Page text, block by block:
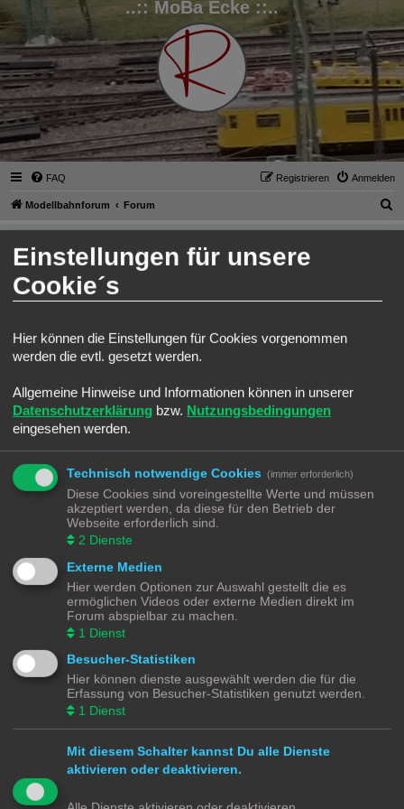
..:: MoBa Ecke ::..
FAQ Anmelden
Registrieren
Modellbahnforum Forum
anzuschauen.
Benutzername:
Ich habe mein Passwort vergessen
Angemeldet bleiben
Meinen Online-Status während dieser Sitzung verbergen
REGISTRIEREN
Du musst in diesem Forum registriert sein, um dich anmelden zu können. Die
Registrierung ist in wenigen Augenblicken erledigt und ermöglicht dir, auf
weitere Funktionen zuzugreifen. Die Board-Administration kann registrierten
Nutzungsbedingungen und die verwandten Regelungen, bevor du dich
registrierst. Bitte beachte auch die jeweiligen Forenregeln, wenn du dich in
diesem Board bewegst.
Nutzungsbedingungen|Datenschutzerklärung
Registrieren
Modellbahnforum Forum
Einstellungen für unsere
Cookie´s
Hier können die Einstellungen für Cookies vorgenommen
werden die evtl. gesetzt werden.
Allgemeine Hinweise und Informationen können in unserer
Datenschutzerklärung bzw. Nutzungsbedingungen
eingesehen werden.
Technisch notwendige Cookies (immer erforderlich)
Diese Cookies sind voreingestellte Werte und müssen
akzeptiert werden, da diese für den Betrieb der
Webseite erforderlich sind.
2 Dienste
Externe Medien
Hier werden Optionen zur Auswahl gestellt die es
ermöglichen Videos oder externe Medien direkt im
Forum abspielbar zu machen.
1 Dienst
Besucher-Statistiken
Hier können dienste ausgewählt werden die für die
Erfassung von Besucher-Statistiken genutzt werden.
1 Dienst
Mit diesem Schalter kannst Du alle Dienste
aktivieren oder deaktivieren.